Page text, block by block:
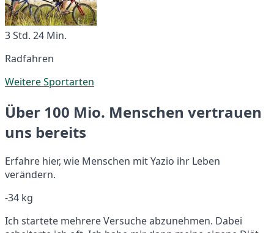
3 Std. 24 Min.
Radfahren
Weitere Sportarten
Über 100 Mio. Menschen vertrauen
uns bereits
Erfahre hier, wie Menschen mit Yazio ihr Leben
verändern.
-34 kg
Ich startete mehrere Versuche abzunehmen. Dabei